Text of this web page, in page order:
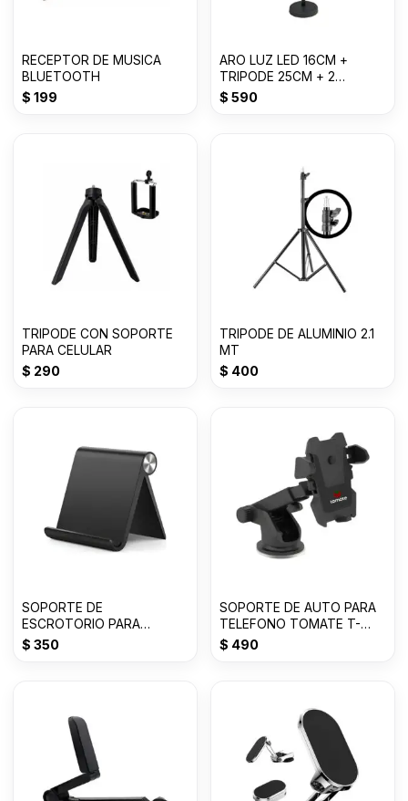
RECEPTOR DE MUSICA
BLUETOOTH
$ 199
ARO LUZ LED 16CM +
TRIPODE 25CM + 2
SOPORTES
$ 590
TRIPODE CON SOPORTE
PARA CELULAR
$ 290
TRIPODE DE ALUMINIO 2.1
MT
$ 400
SOPORTE DE
ESCROTORIO PARA
CELULAR DESKTOP STAND
$ 350
SOPORTE DE AUTO PARA
TELEFONO TOMATE T-
ST001
$ 490